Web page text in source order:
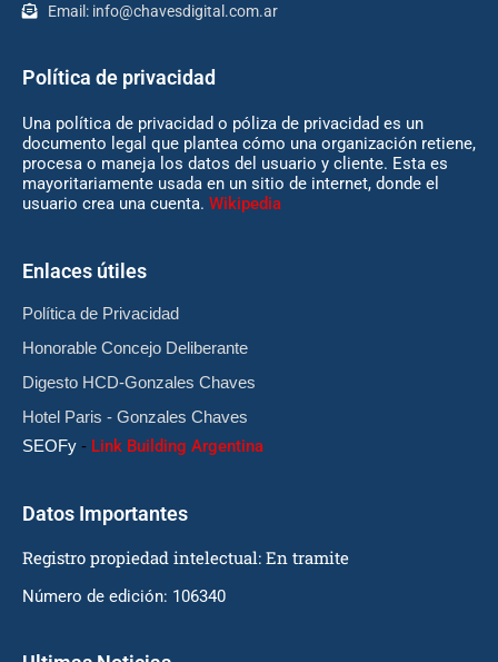
Email: info@chavesdigital.com.ar
Política de privacidad
Una política de privacidad o póliza de privacidad es un
documento legal que plantea cómo una organización retiene,
procesa o maneja los datos del usuario y cliente. Esta es
mayoritariamente usada en un sitio de internet, donde el
usuario crea una cuenta. Wikipedia
Enlaces útiles
Política de Privacidad
Honorable Concejo Deliberante
Digesto HCD-Gonzales Chaves
Hotel Paris - Gonzales Chaves
SEOFy - Link Building Argentina
Datos Importantes
Registro propiedad intelectual: En tramite
Número de edición: 106340